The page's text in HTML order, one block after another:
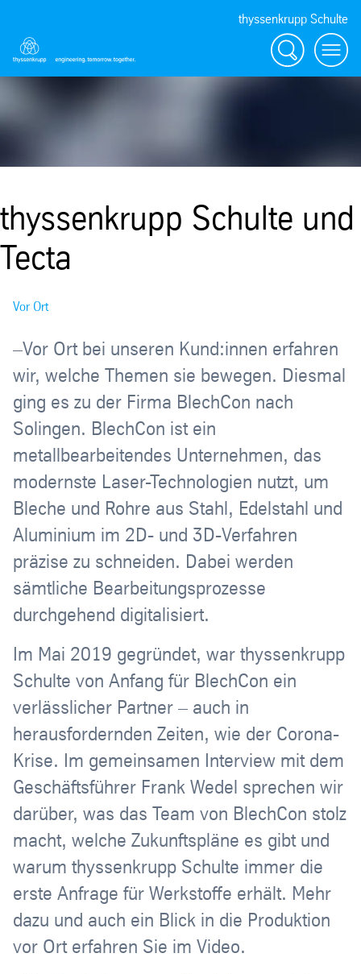
thyssenkrupp Schulte
Suche
Menü
thyssenkrupp Schulte und
Tecta
Vor Ort
–Vor Ort bei unseren Kund:innen erfahren
wir, welche Themen sie bewegen. Diesmal
ging es zu der Firma BlechCon nach
Solingen. BlechCon ist ein
metallbearbeitendes Unternehmen, das
modernste Laser-Technologien nutzt, um
Bleche und Rohre aus Stahl, Edelstahl und
Aluminium im 2D- und 3D-Verfahren
präzise zu schneiden. Dabei werden
sämtliche Bearbeitungsprozesse
durchgehend digitalisiert.
Im Mai 2019 gegründet, war thyssenkrupp
Schulte von Anfang für BlechCon ein
verlässlicher Partner – auch in
herausfordernden Zeiten, wie der Corona-
Krise. Im gemeinsamen Interview mit dem
Geschäftsführer Frank Wedel sprechen wir
darüber, was das Team von BlechCon stolz
macht, welche Zukunftspläne es gibt und
warum thyssenkrupp Schulte immer die
erste Anfrage für Werkstoffe erhält. Mehr
dazu und auch ein Blick in die Produktion
vor Ort erfahren Sie im Video.